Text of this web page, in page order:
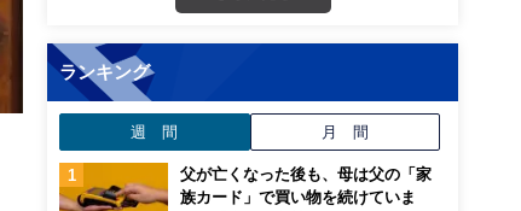
ランキング
週 間 月 間
父が亡くなった後も、母は父の「家
族カード」で買い物を続けていま